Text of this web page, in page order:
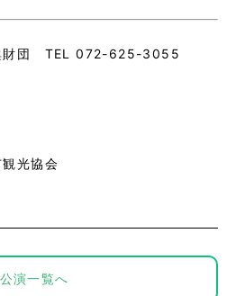
興財団 TEL 072-625-3055
光協会
公演一覧へ